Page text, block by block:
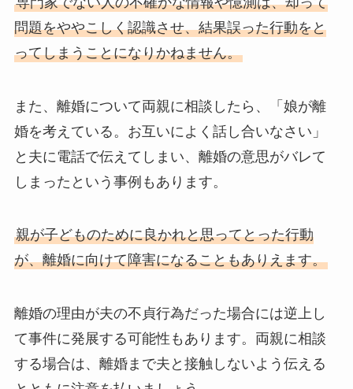
問題をややこしく認識させ、結果誤った行動をと
ってしまうことになりかねません。
また、離婚について両親に相談したら、「娘が離
婚を考えている。お互いによく話し合いなさい」
と夫に電話で伝えてしまい、離婚の意思がバレて
しまったという事例もあります。
親が子どものために良かれと思ってとった行動
が、離婚に向けて障害になることもありえます。
離婚の理由が夫の不貞行為だった場合には逆上し
て事件に発展する可能性もあります。両親に相談
する場合は、離婚まで夫と接触しないよう伝える